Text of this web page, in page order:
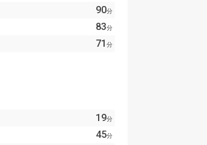
90分
83分
71 分
19分
45分